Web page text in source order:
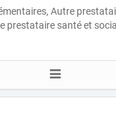
Autre
prestataire santé et